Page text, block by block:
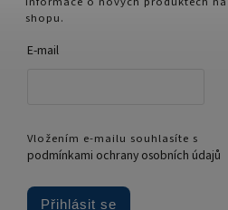
shopu.
E-mail
Vložením e-mailu souhlasíte s
podmínkami ochrany osobních údajů
Přihlásit se